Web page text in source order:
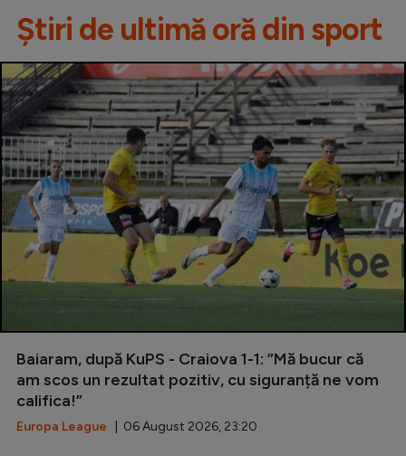
Știri de ultimă oră din sport
Baiaram, după KuPS - Craiova 1-1: ”Mă bucur că
am scos un rezultat pozitiv, cu siguranță ne vom
califica!”
Europa League | 06 August 2026, 23:20